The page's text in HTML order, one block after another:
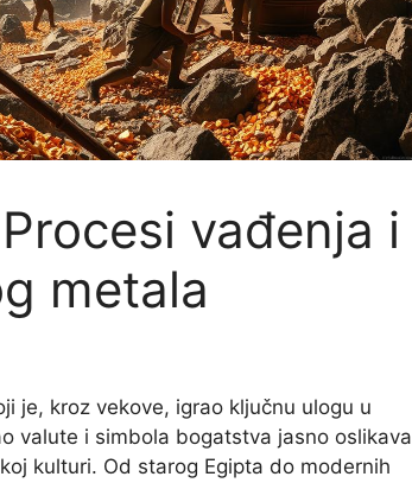
vađenja i
metala
je, kroz vekove, igrao ključnu ulogu u
valute i simbola bogatstva jasno oslikava
kulturi. Od starog Egipta do modernih